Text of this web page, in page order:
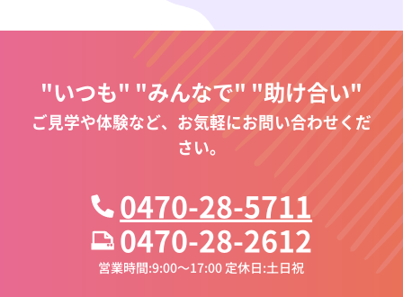
"いつも" "みんなで" "助け合い"
ご見学や体験など、お気軽にお問い合わせくだ
さい。
0470-28-5711
0470-28-2612
営業時間:9:00～17:00 定休日:土日祝